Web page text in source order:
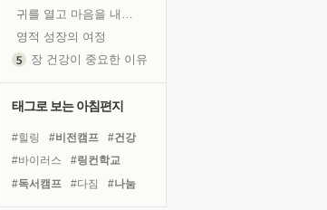
귀를 열고 마음을 내어주고
영적 성장의 여정
장 건강이 중요한 이유
태그로 보는 아침편지
#힐링 #비전캠프
#건강
#바이러스
#링컨학교
#독서캠프
#다짐
#나눔